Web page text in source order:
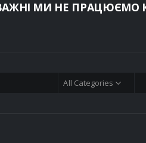
МИ НЕ ПРАЦЮЄМО
All Categories